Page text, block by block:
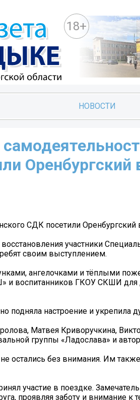
18+
НОВОСТИ
Оренбургский
СДК посетили Оренбургский
участники
своим выступлением.
ангелочками и тёплыми
и воспитанников ГКОУ СКШИ для
подняла настроение и укрепила
Матвея Криворучкина,
группы «Ладослава» и
остались без внимания. Им
участие в поездке.
проявляя заботу и внимание к